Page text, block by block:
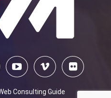
Consulting Guide